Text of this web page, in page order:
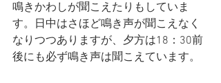
鳴きかわしが聞こえたりもしていま
す。日中はさほど鳴き声が聞こえなく
なりつつありますが、夕方は18：30前
後にも必ず鳴き声は聞こえています。